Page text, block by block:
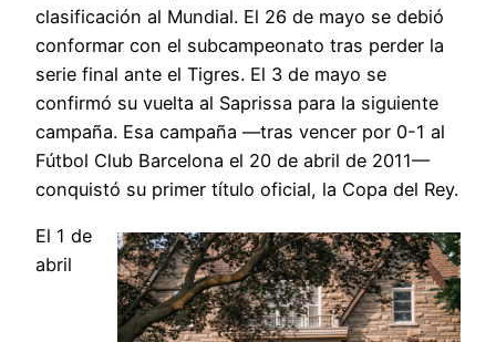
clasificación al Mundial. El 26 de mayo se debió
conformar con el subcampeonato tras perder la
serie final ante el Tigres. El 3 de mayo se
confirmó su vuelta al Saprissa para la siguiente
campaña. Esa campaña —tras vencer por 0-1 al
Fútbol Club Barcelona el 20 de abril de 2011—
conquistó su primer título oficial, la Copa del Rey.
El 1 de
abril